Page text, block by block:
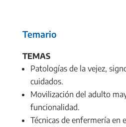
Temario
TEMAS
Patologías de la vejez,
cuidados.
Movilización del adulto
funcionalidad.
Técnicas de enfermería en